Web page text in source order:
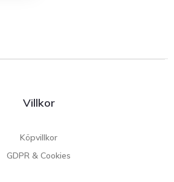
Villkor
Köpvillkor
GDPR & Cookies